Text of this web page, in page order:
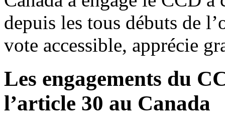
depuis les tous débuts de
vote accessible, apprécie
Les engagements du
l’article 30 au Canada